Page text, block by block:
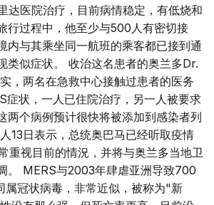
达医院治疗，目前病情稳定，有低烧和
行过程中，他至少与500人有密切接
内与其乘坐同一航班的乘客都已接到通
类似症状。 收治这名患者的奥兰多Dr.
，两名在急救中心接触过患者的医务
症状，一人已住院治疗，另一人被要求
两个病例预计很快将被添加到感染者列
13日表示，总统奥巴马已经听取疫情
重视目前的情況，并将与奥兰多当地卫
。 MERS与2003年肆虐亚洲导致700
属冠状病毒，非常近似，被称为"新